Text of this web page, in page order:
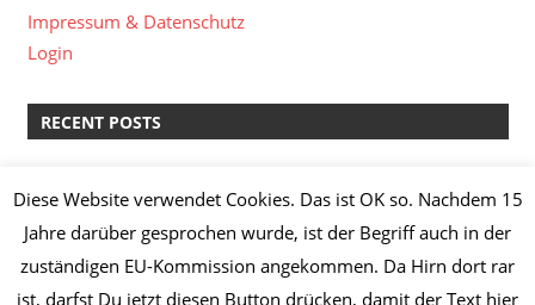
Impressum & Datenschutz
Login
RECENT POSTS
Lachs-Spinat-Lasagne & Manz Weißburgunder “Löss”
2014
Knoblauch-Hähnchenbrust mit Broccoli,
Diese Website verwendet Cookies. Das ist OK so. Nachdem 15
Jahre darüber gesprochen wurde, ist der Begriff auch in der
zuständigen EU-Kommission angekommen. Da Hirn dort rar
ist, darfst Du jetzt diesen Button drücken, damit der Text hier